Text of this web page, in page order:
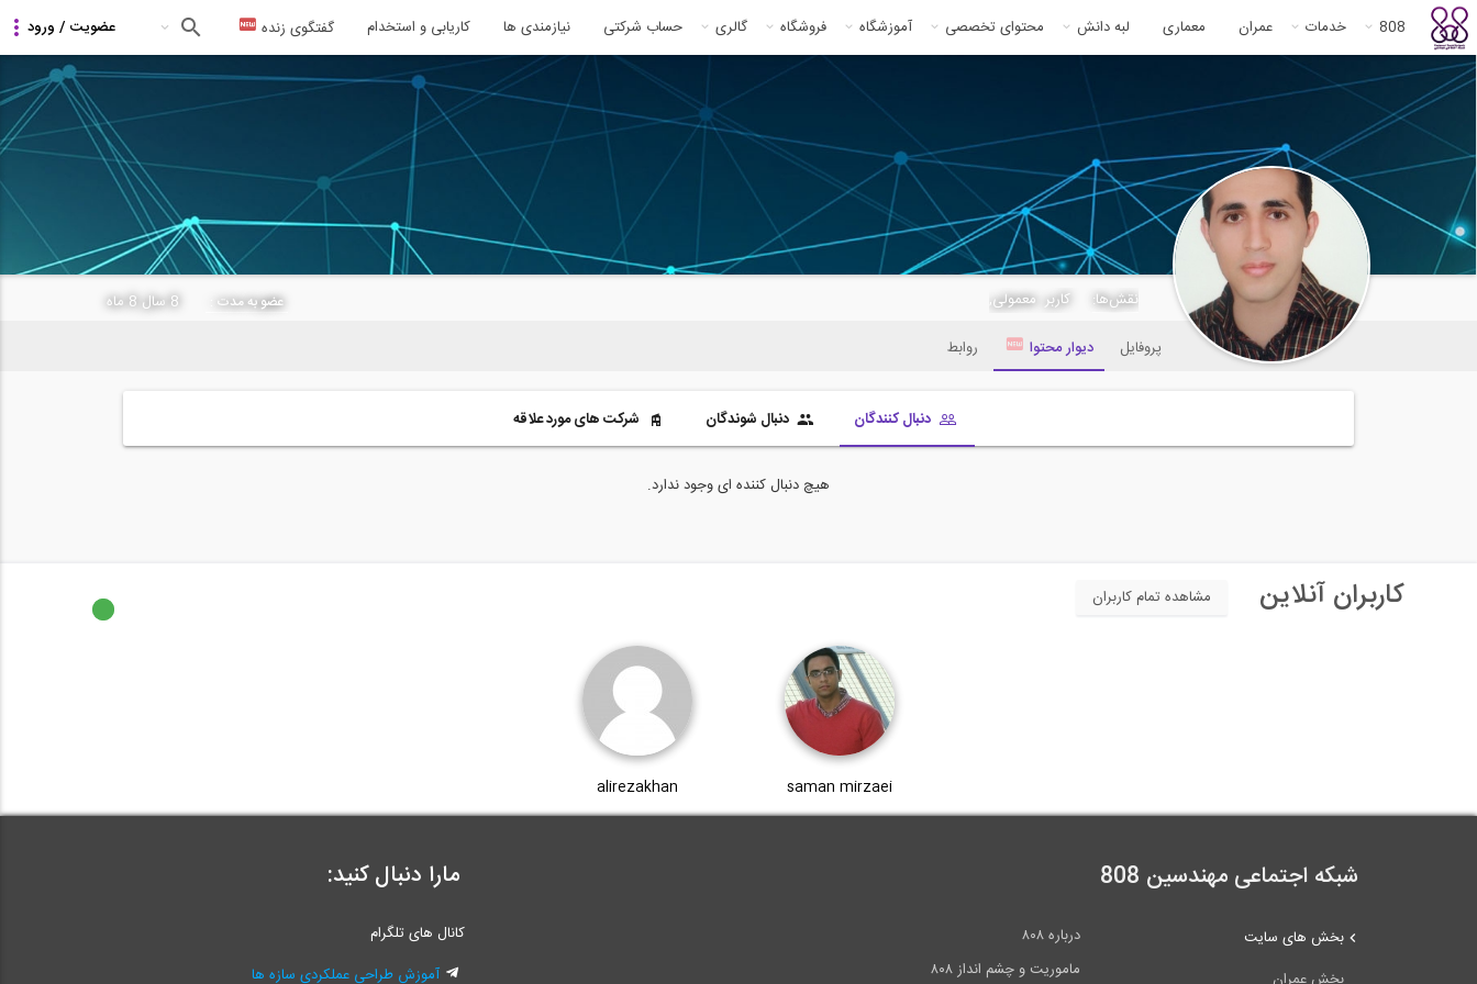
808 خدمات عمران معماری لبه دانش محتوای تخصصی آموزشگاه فروشگاه گالری حساب شرکتی نیازمندی ها کاریابی و استخدام گفتگوی زنده
j.zadhesh
نقش‌ها: کاربر معمولی, عضو به مدت :
8 سال 8 ماه
پروفایل
دیوار محتوا روابط
دنبال کنندگان دنبال شوندگان شرکت های مورد علاقه
هیچ دنبال کننده ای وجود ندارد.
کاربران آنلاین مشاهده تمام کاربران
saman mirzaei
alirezakhan
شبکه اجتماعی مهندسین 808
درباره ۸۰۸
ماموریت و چشم انداز ۸۰۸
بخش های سایت
مارا دنبال کنید:
کانال های تلگرام
آموزش طراحی عملکردی سازه ها